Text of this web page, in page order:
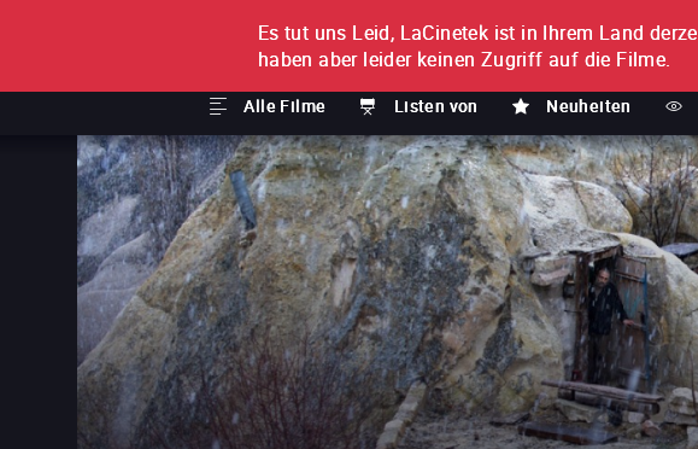
FILM FÜR FILM
Alle Filme Listen von Neuheiten
ABONNEMENT
Es tut uns Leid, LaCinetek ist in Ihrem Land
haben aber leider keinen Zugriff auf die Filme.